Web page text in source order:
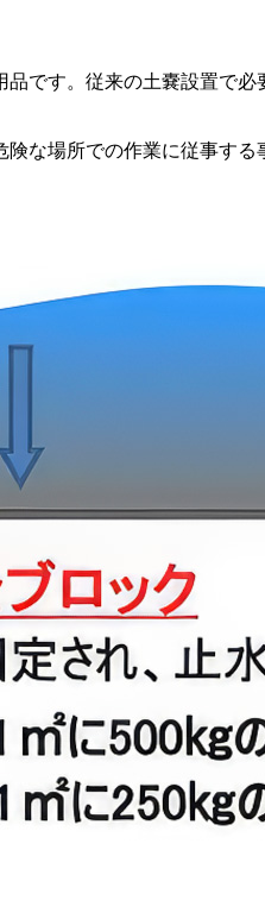
です。従来の土嚢設置で
な場所での作業に従事する